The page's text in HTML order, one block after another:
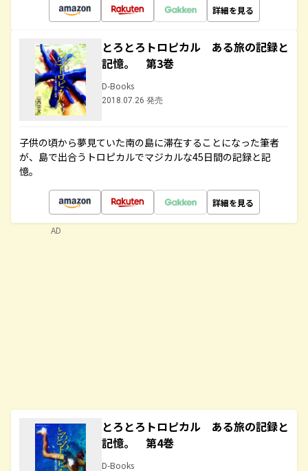
詳細を見る
とろとろトロピカル ある旅の記録と
記憶。 第3巻
D-Books
2018.07.26 発売
子供の頃から夢見ていた南の島に滞在することになった筆者
が、島で出合うトロピカルでマジカルな45日間の記録と記
憶。
詳細を見る
とろとろトロピカル ある旅の記録と
記憶。 第4巻
D-Books
AD